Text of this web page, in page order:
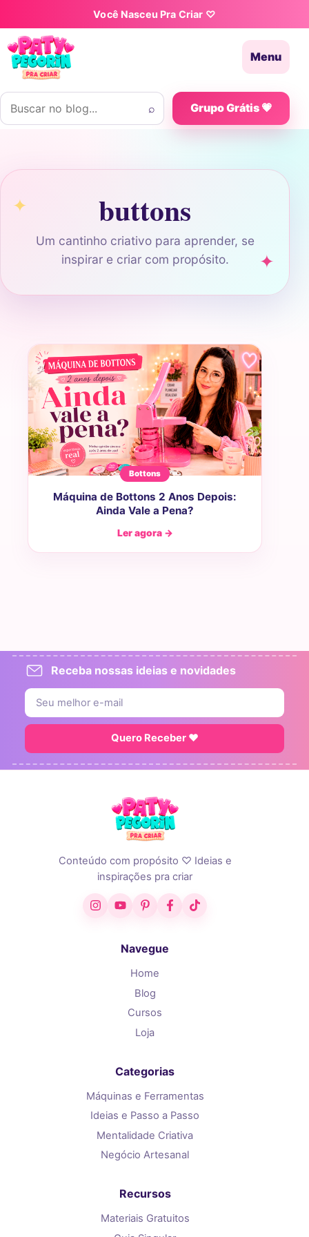
Pular para o conteúdoVocê Nasceu Pra Criar ♡
Menu
Buscar por:
⌕ Grupo Grátis 💗
buttons
Um cantinho criativo para aprender, se
inspirar e criar com propósito.
Bottons
Máquina de Bottons 2 Anos Depois:
Ainda Vale a Pena?
Ler agora →
Receba nossas ideias e novidades
Quero Receber ♥
Conteúdo com propósito ♡ Ideias e
inspirações pra criar
InstagramYouTubePinterestFacebook
TikTok
Navegue
Home
Blog
Cursos
Loja
Categorias
Máquinas e Ferramentas
Ideias e Passo a Passo
Mentalidade Criativa
Negócio Artesanal
Recursos
Materiais Gratuitos